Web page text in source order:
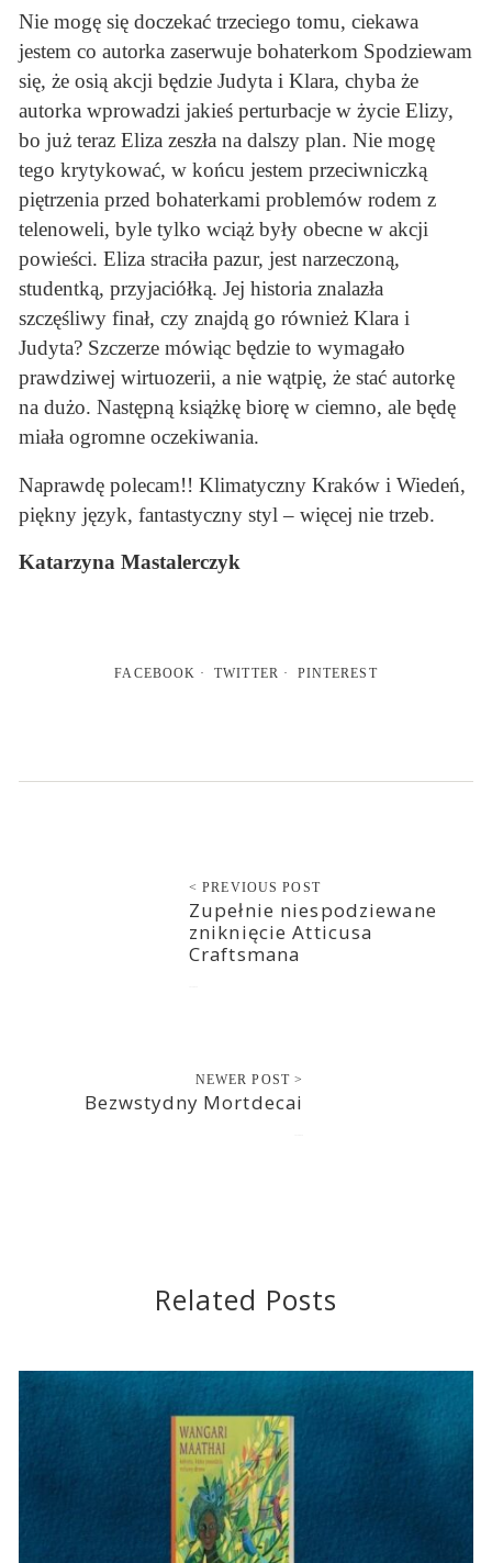
Nie mogę się doczekać trzeciego tomu, ciekawa
jestem co autorka zaserwuje bohaterkom Spodziewam
się, że osią akcji będzie Judyta i Klara, chyba że
autorka wprowadzi jakieś perturbacje w życie Elizy,
bo już teraz Eliza zeszła na dalszy plan. Nie mogę
tego krytykować, w końcu jestem przeciwniczką
piętrzenia przed bohaterkami problemów rodem z
telenoweli, byle tylko wciąż były obecne w akcji
powieści. Eliza straciła pazur, jest narzeczoną,
studentką, przyjaciółką. Jej historia znalazła
szczęśliwy finał, czy znajdą go również Klara i
Judyta? Szczerze mówiąc będzie to wymagało
prawdziwej wirtuozerii, a nie wątpię, że stać autorkę
na dużo. Następną książkę biorę w ciemno, ale będę
miała ogromne oczekiwania.
Naprawdę polecam!! Klimatyczny Kraków i Wiedeń,
piękny język, fantastyczny styl – więcej nie trzeb.
Katarzyna Mastalerczyk
FACEBOOK TWITTER PINTEREST
< PREVIOUS POST
Zupełnie niespodziewane
zniknięcie Atticusa
Craftsmana
NEWER POST >
Bezwstydny Mortdecai
Related Posts